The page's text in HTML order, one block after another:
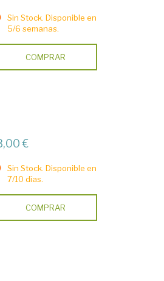
Sin Stock. Disponible en
5/6 semanas.
COMPRAR
€
Sin Stock. Disponible en
7/10 días.
COMPRAR